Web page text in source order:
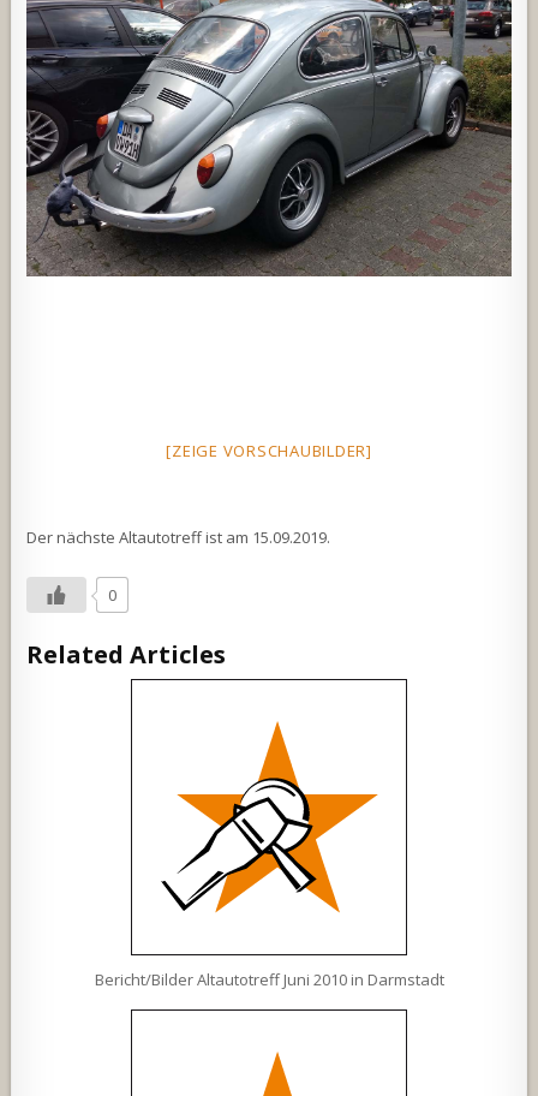
[ZEIGE VORSCHAUBILDER]
Der nächste Altautotreff ist am 15.09.2019.
0
Related Articles
Bericht/Bilder Altautotreff Juni 2010 in Darmstadt